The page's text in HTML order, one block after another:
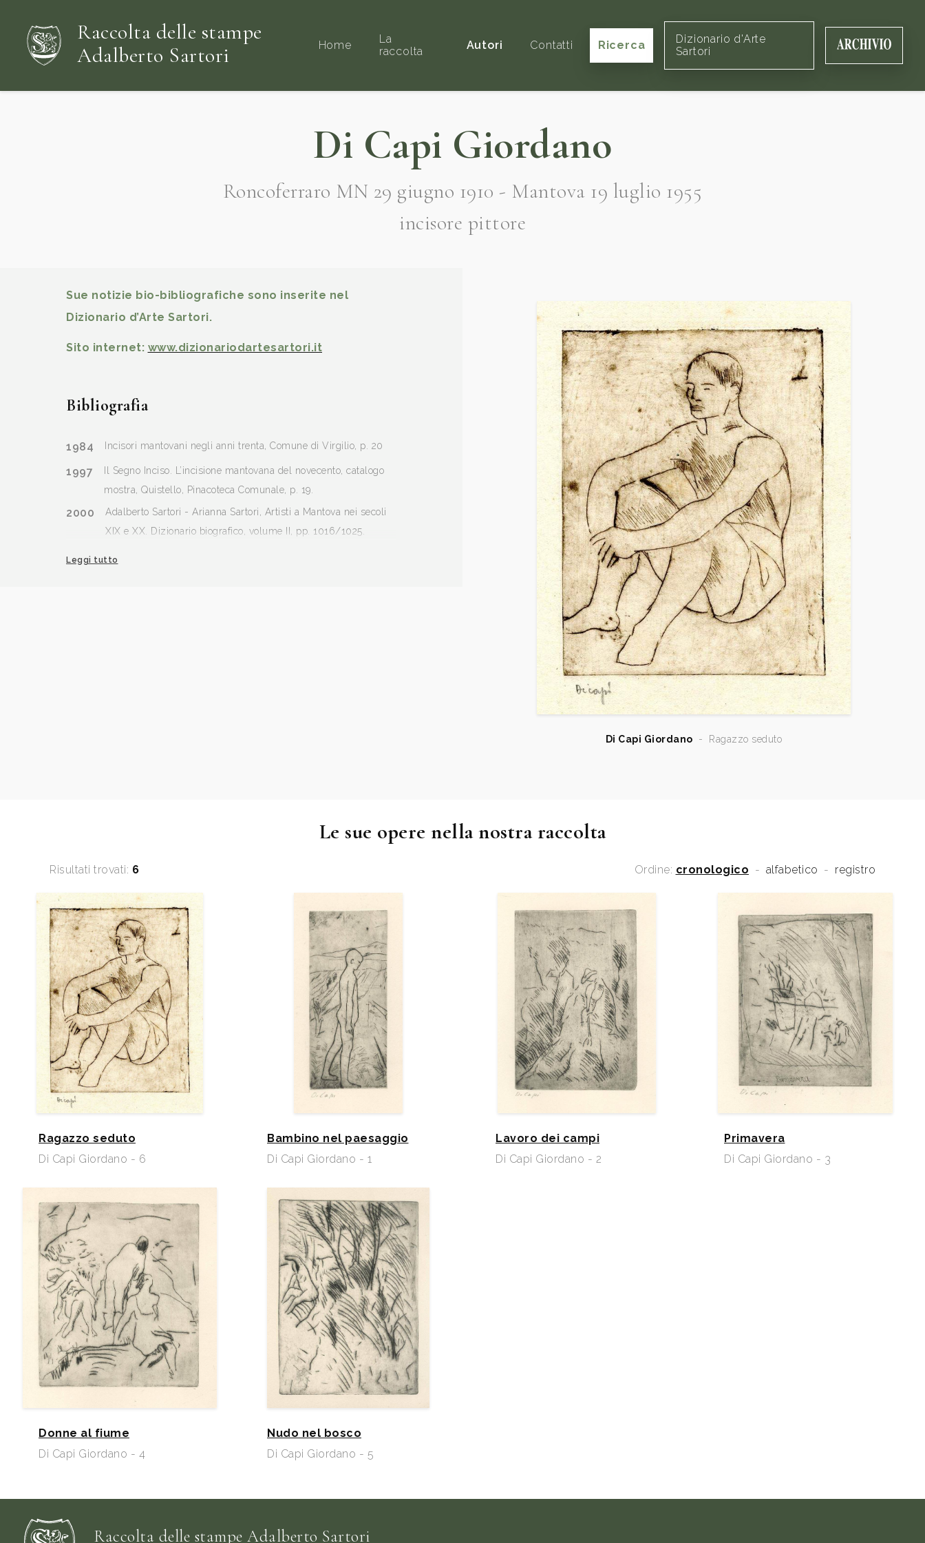
Raccolta delle stampe
Adalberto Sartori
Home
La
raccolta
Autori Contatti Ricerca
Dizionario d'Arte
Sartori
Di Capi Giordano
Roncoferraro MN 29 giugno 1910 - Mantova 19 luglio 1955
incisore pittore
Sue notizie bio-bibliografiche sono inserite nel
Dizionario d’Arte Sartori.
Sito internet: www.dizionariodartesartori.it
Bibliografia
1984 Incisori mantovani negli anni trenta, Comune di Virgilio, p. 20
1997
Il Segno Inciso. L’incisione mantovana del novecento, catalogo
mostra, Quistello, Pinacoteca Comunale, p. 19.
2000
Adalberto Sartori - Arianna Sartori, Artisti a Mantova nei secoli
XIX e XX. Dizionario biografico, volume II, pp. 1016/1025.
Leggi tutto
Di Capi Giordano - Ragazzo seduto
Le sue opere nella nostra raccolta
Risultati trovati: 6 Ordine: cronologico - alfabetico - registro
Ragazzo seduto
Di Capi Giordano - 6
Bambino nel paesaggio
Di Capi Giordano - 1
Lavoro dei campi
Di Capi Giordano - 2
Primavera
Di Capi Giordano - 3
Donne al fiume
Di Capi Giordano - 4
Nudo nel bosco
Di Capi Giordano - 5
Raccolta delle stampe Adalberto Sartori